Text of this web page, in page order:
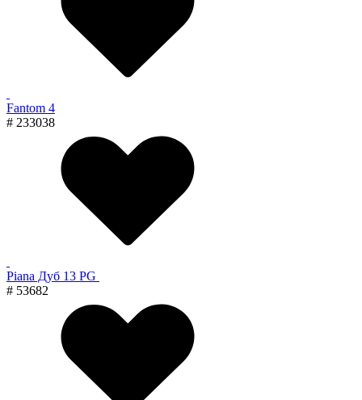
Fantom 4
# 233038
Piana Дуб 13 PG
# 53682